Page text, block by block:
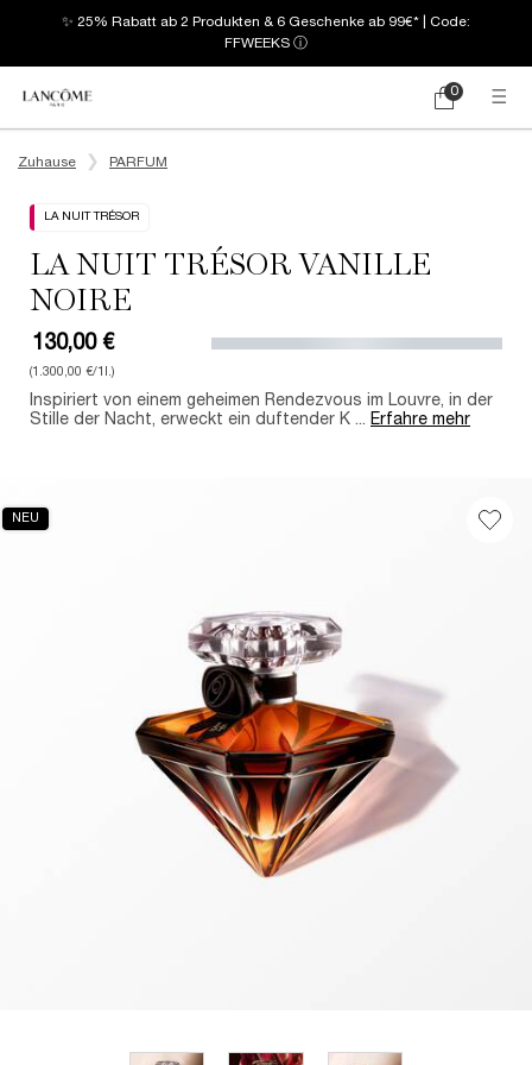
✨ 25% Rabatt ab 2 Produkten & 6 Geschenke ab 99€* | Code:
FFWEEKS ⓘ
Mein
0
0 produkt
Zuhause
PARFUM
LA NUIT TRÉSOR
LA NUIT TRÉSOR VANILLE
NOIRE
130,00 €
(1.300,00 €/1l.)
Inspiriert von einem geheimen Rendezvous im Louvre, in der
Stille der Nacht, erweckt ein duftender K ... Erfahre mehr
NEU